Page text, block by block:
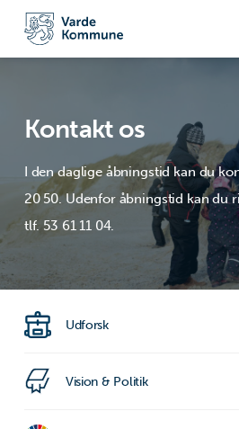
Kontakt os
I den daglige åbningstid kan du
20 50. Udenfor åbningstid kan du
tlf. 53 61 11 04.
Udforsk
Vision & Politik